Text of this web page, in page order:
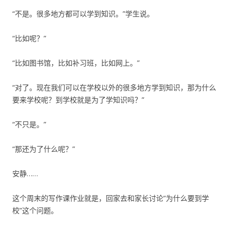
“不是。很多地方都可以学到知识。”学生说。
“比如呢？”
“比如图书馆，比如补习班，比如网上。”
“对了。现在我们可以在学校以外的很多地方学到知识，那为什么
要来学校呢？到学校就是为了学知识吗？”
“不只是。”
“那还为了什么呢？”
安静……
这个周末的写作课作业就是，回家去和家长讨论“为什么要到学
校”这个问题。